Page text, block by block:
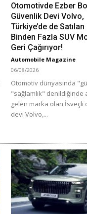
Otomotivde Ezber
Güvenlik Devi Volvo,
Türkiye’de de Satılan
Binden Fazla SUV
Geri Çağırıyor!
Automobile Magazine
06/08/2026
Otomotiv dünyasında
"sağlamlık" denildiğinde
gelen marka olan İsveçli
devi Volvo,...